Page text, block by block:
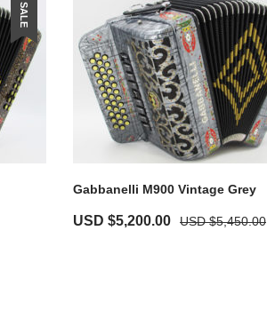
SALE
Gabbanelli M900 Vintage Grey
USD $5,450.00
USD $5,200.00